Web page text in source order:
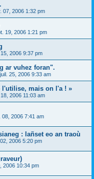
07, 2006 1:32 pm
19, 2006 1:21 pm
2006 9:37 pm
ar vuhez foran".
25, 2006 9:33 am
l'utilise, mais on l'a ! »
2006 11:03 am
08, 2006 7:41 am
: lañset eo an traoù
2006 5:20 pm
2006 10:34 pm